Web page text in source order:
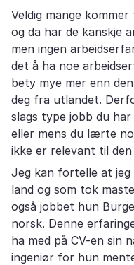
Veldig mange
og da har de kanskje
men ingen
det å ha noe
bety mye mer enn
deg fra utlandet.
slags type jobb du
eller mens du lærte
ikke er relevant til
Jeg kan fortelle at jeg
land og som tok
også jobbet hun
norsk. Denne
ha med på CV-en sin
ingeniør for hun